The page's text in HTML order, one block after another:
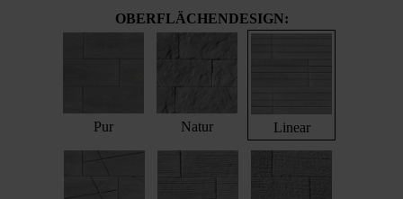
OBERFLÄCHENDESIGN:
Pur Natur Linear